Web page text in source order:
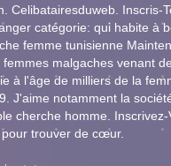
Celibatairesduweb.
catégorie: qui habite à
femme tunisienne
malgaches venant
à l'âge de milliers de la
J'aime notamment la
cherche homme.
trouver de cœur.